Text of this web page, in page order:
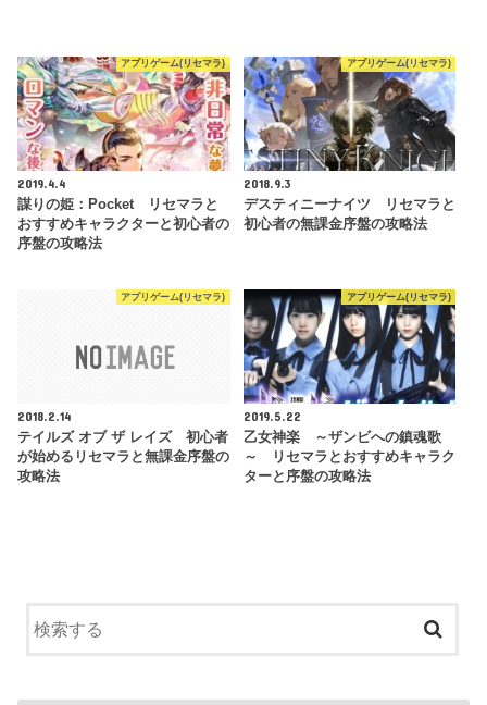
アプリゲーム(リセマラ)
2019.4.4
謀りの姫：Pocket リセマラと
おすすめキャラクターと初心者の
序盤の攻略法
アプリゲーム(リセマラ)
2018.9.3
デスティニーナイツ リセマラと
初心者の無課金序盤の攻略法
アプリゲーム(リセマラ)
2018.2.14
テイルズ オブ ザ レイズ 初心者
が始めるリセマラと無課金序盤の
攻略法
アプリゲーム(リセマラ)
2019.5.22
乙女神楽 ～ザンビへの鎮魂歌
～ リセマラとおすすめキャラク
ターと序盤の攻略法